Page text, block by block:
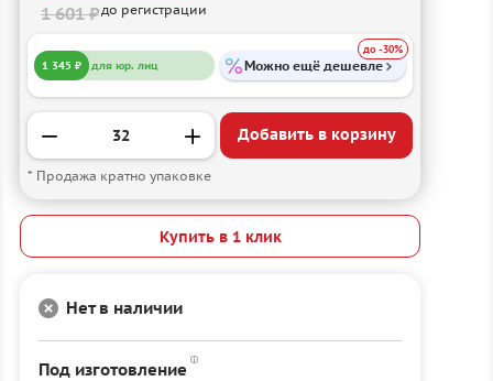
1 601 ₽до регистрации
1 345 ₽ для юр. лиц Можно ещё дешевле
до -30%
Добавить в корзину
* Продажа кратно упаковке
Купить в 1 клик
Нет в наличии
Под изготовление